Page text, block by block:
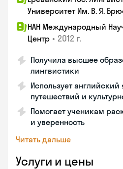
Университет Им. В. Я.
НАН Международный
Центр • 2012 г.
Получила высшее
лингвистики
Использует английский
путешествий и
Помогает ученикам
и уверенность
Читать дальше
Услуги и цены